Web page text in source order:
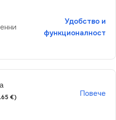
Удобство и
функционалност
€) Повече